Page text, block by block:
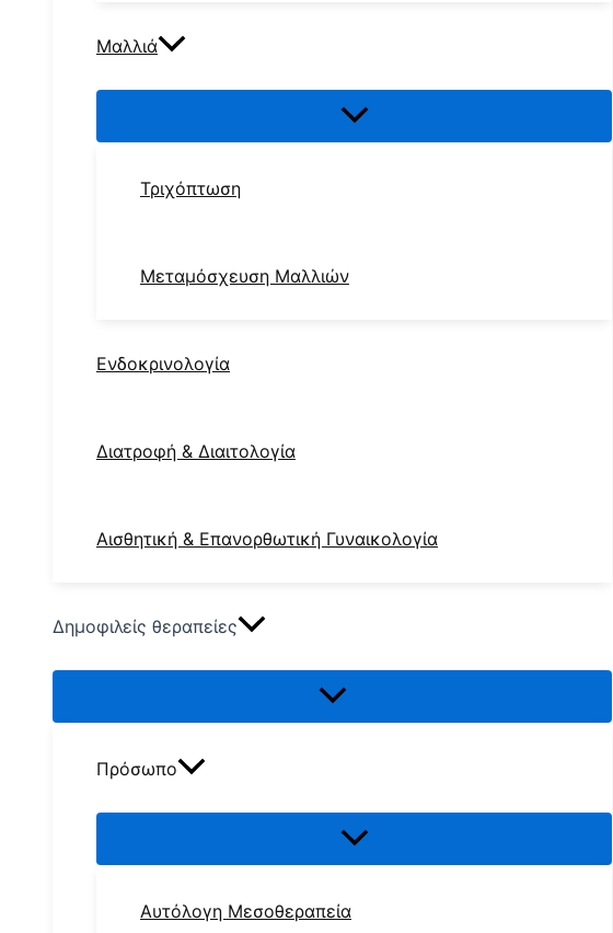
Μαλλιά
Τριχόπτωση
Μεταμόσχευση Μαλλιών
Ενδοκρινολογία
Διατροφή & Διαιτολογία
Αισθητική & Επανορθωτική Γυναικολογία
Δημοφιλείς θεραπείες
Πρόσωπο
Αυτόλογη Μεσοθεραπεία